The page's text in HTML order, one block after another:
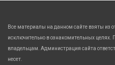
Все материалы на данном сайте взяты из
исключительно в ознакомительных
владельцам. Администрация сайта
несет.